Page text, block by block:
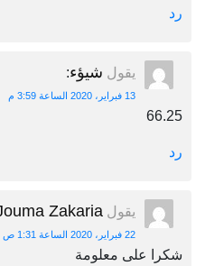
رد
يقول شيؤء:
13 فبراير، 2020 الساعة 3:59 م
66.25
رد
يقول Zakaria
22 فبراير، 2020 الساعة 1:31 ص
شكرا على معلومة